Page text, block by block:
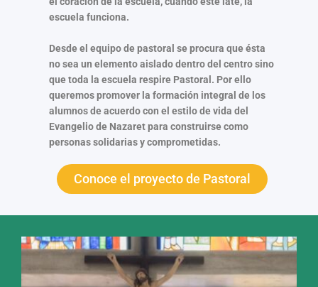
escuela funciona.
Desde el equipo de pastoral se procura que ésta
no sea un elemento aislado dentro del centro sino
que toda la escuela respire Pastoral. Por ello
queremos promover la formación integral de los
alumnos de acuerdo con el estilo de vida del
Evangelio de Nazaret para construirse como
personas solidarias y comprometidas.
Conoce el proyecto de Pastoral